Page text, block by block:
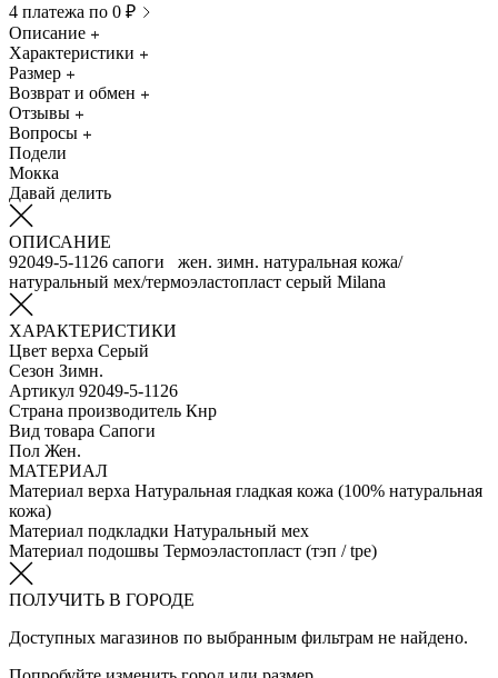
4 платежа по 0 ₽
Описание
Характеристики
Размер
Возврат и обмен
Отзывы
Вопросы
Подели
Мокка
Давай делить
ОПИСАНИЕ
92049-5-1126 сапоги жен. зимн. натуральная кожа/
натуральный мех/термоэластопласт серый Milana
ХАРАКТЕРИСТИКИ
Цвет верха Серый
Сезон Зимн.
Артикул 92049-5-1126
Страна производитель Кнр
Вид товара Сапоги
Пол Жен.
МАТЕРИАЛ
Материал верха Натуральная гладкая кожа (100% натуральная
кожа)
Материал подкладки Натуральный мех
Материал подошвы Термоэластопласт (тэп / tpe)
ПОЛУЧИТЬ В ГОРОДЕ
Доступных магазинов по выбранным фильтрам не найдено.